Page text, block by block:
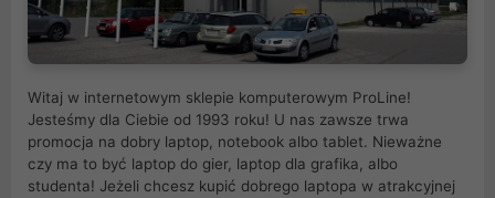
Witaj w internetowym sklepie komputerowym ProLine!
Jesteśmy dla Ciebie od 1993 roku! U nas zawsze trwa
promocja na dobry laptop, notebook albo tablet. Nieważne
czy ma to być laptop do gier, laptop dla grafika, albo
studenta! Jeżeli chcesz kupić dobrego laptopa w atrakcyjnej